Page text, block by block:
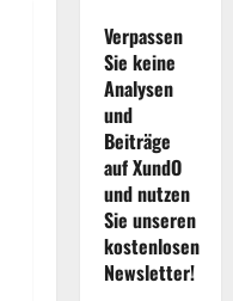
Verpassen
Sie keine
Analysen
und
Beiträge
auf XundO
und nutzen
Sie unseren
kostenlosen
Newsletter!